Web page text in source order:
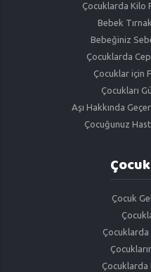
Çocuklarda Kilo
Bebek
Bebeğiniz
Çocuklarda
Çocuklar için
Çocukları
Aşı Hakkında
Çocuğunuz
Çocuk
Çocuklarda